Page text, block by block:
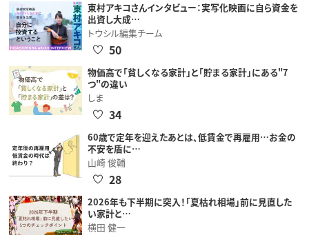
東村アキコさんインタビュー：実写化映画に自ら資金を
出資し大成…
トウシル編集チーム
50
物価高で「貧しくなる家計」と「貯まる家計」にある"7
つ"の違い
しま
34
60歳で定年を迎えたあとは、低賃金で再雇用…お金の
不安を盾に…
山崎 俊輔
28
2026年も下半期に突入！「夏枯れ相場」前に見直した
い家計と…
横田 健一